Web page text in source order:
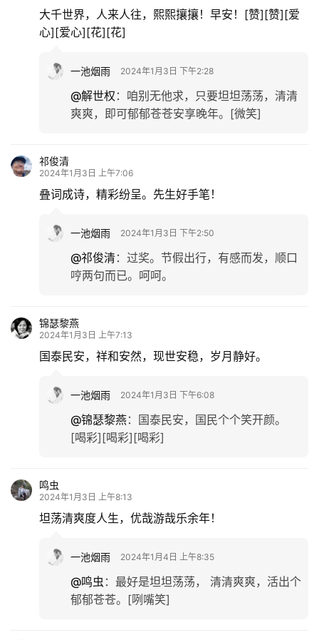
大千世界，人来人往，熙熙攘攘！早安！[赞][赞][爱
心][爱心][花][花]
一池烟雨 2024年1月3日 下午2:28
@解世权 ： 咱别无他求，只要坦坦荡荡，清清
爽爽，即可郁郁苍苍安享晚年。[微笑]
祁俊清
2024年1月3日 上午7:06
叠词成诗，精彩纷呈。先生好手笔！
一池烟雨 2024年1月3日 下午2:50
@祁俊清： 过奖。节假出行，有感而发，顺口
哼两句而已。呵呵。
锦瑟黎燕
2024年1月3日 上午7:13
国泰民安，祥和安然，现世安稳，岁月静好。
一池烟雨 2024年1月3日 下午6:08
@锦瑟黎燕： 国泰民安，国民个个笑开颜。
[喝彩][喝彩][喝彩]
鸣虫
2024年1月3日 上午8:13
坦荡清爽度人生，优哉游哉乐余年！
一池烟雨 2024年1月4日 上午8:35
@鸣虫 ： 最好是坦坦荡荡， 清清爽爽，活出个
郁郁苍苍。[咧嘴笑]